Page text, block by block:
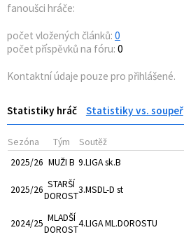
fanoušci hráče:
počet vložených článků: 0
počet příspěvků na fóru: 0
Kontaktní údaje pouze pro přihlášené.
Statistiky hráč Statistiky vs. soupeř
Sezóna Tým Soutěž
2025/26 MUŽI B 9.LIGA sk.B
2025/26 STARŠÍ
DOROST
3.MSDL-D st
2024/25 MLADŠÍ
DOROST
4.LIGA ML.DOROSTU